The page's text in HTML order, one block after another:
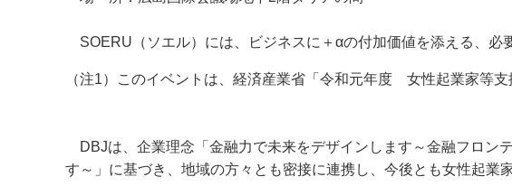
SOERU（ソエル）には、ビジネスに＋αの付加価値を添える、必
（注1）このイベントは、経済産業省「令和元年度 女性起業家等
DBJは、企業理念「金融力で未来をデザインします～金融フロン
す～」に基づき、地域の方々とも密接に連携し、今後とも女性起業